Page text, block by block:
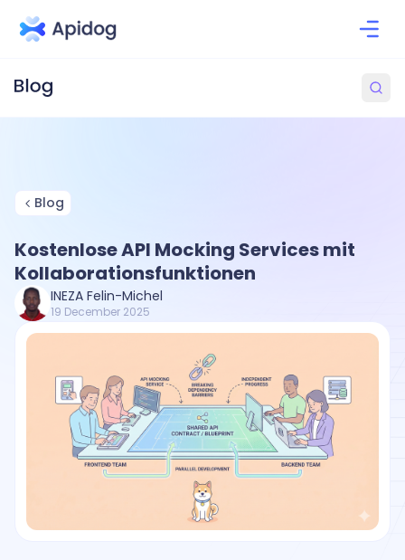
Blog
Kostenlose API Mocking Services mit
Kollaborationsfunktionen
INEZA Felin-Michel
19 December 2025